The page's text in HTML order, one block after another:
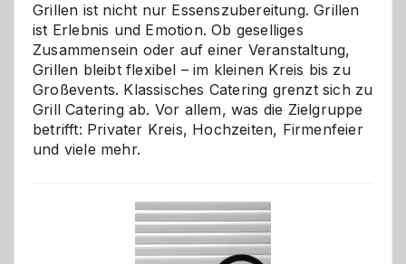
Grillen ist nicht nur Essenszubereitung. Grillen
ist Erlebnis und Emotion. Ob geselliges
Zusammensein oder auf einer Veranstaltung,
Grillen bleibt flexibel – im kleinen Kreis bis zu
Großevents. Klassisches Catering grenzt sich zu
Grill Catering ab. Vor allem, was die Zielgruppe
betrifft: Privater Kreis, Hochzeiten, Firmenfeier
und viele mehr.